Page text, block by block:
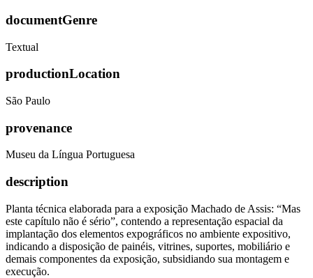
documentGenre
Textual
productionLocation
São Paulo
provenance
Museu da Língua Portuguesa
description
Planta técnica elaborada para a exposição Machado de Assis: “Mas
este capítulo não é sério”, contendo a representação espacial da
implantação dos elementos expográficos no ambiente expositivo,
indicando a disposição de painéis, vitrines, suportes, mobiliário e
demais componentes da exposição, subsidiando sua montagem e
execução.